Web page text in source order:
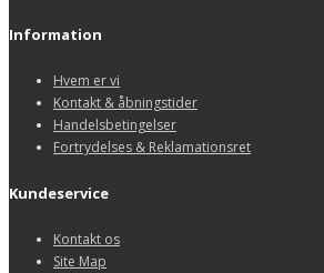
Information
Hvem er vi
Kontakt & åbningstider
Handelsbetingelser
Fortrydelses & Reklamationsret
Kundeservice
Kontakt os
Site Map